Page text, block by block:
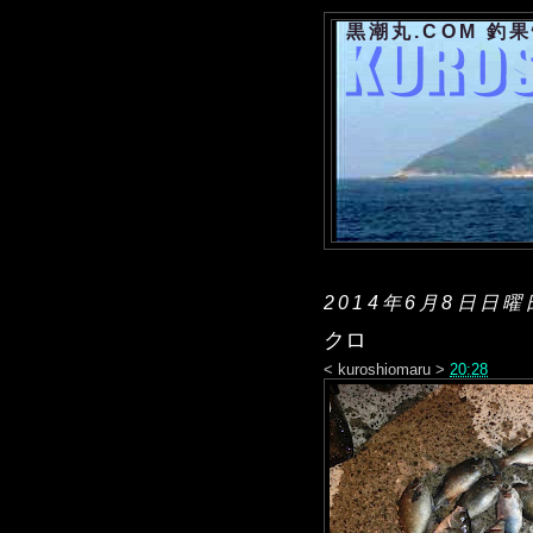
黒潮丸.COM 釣
2014年6月8日日曜
クロ
< kuroshiomaru > 20:28